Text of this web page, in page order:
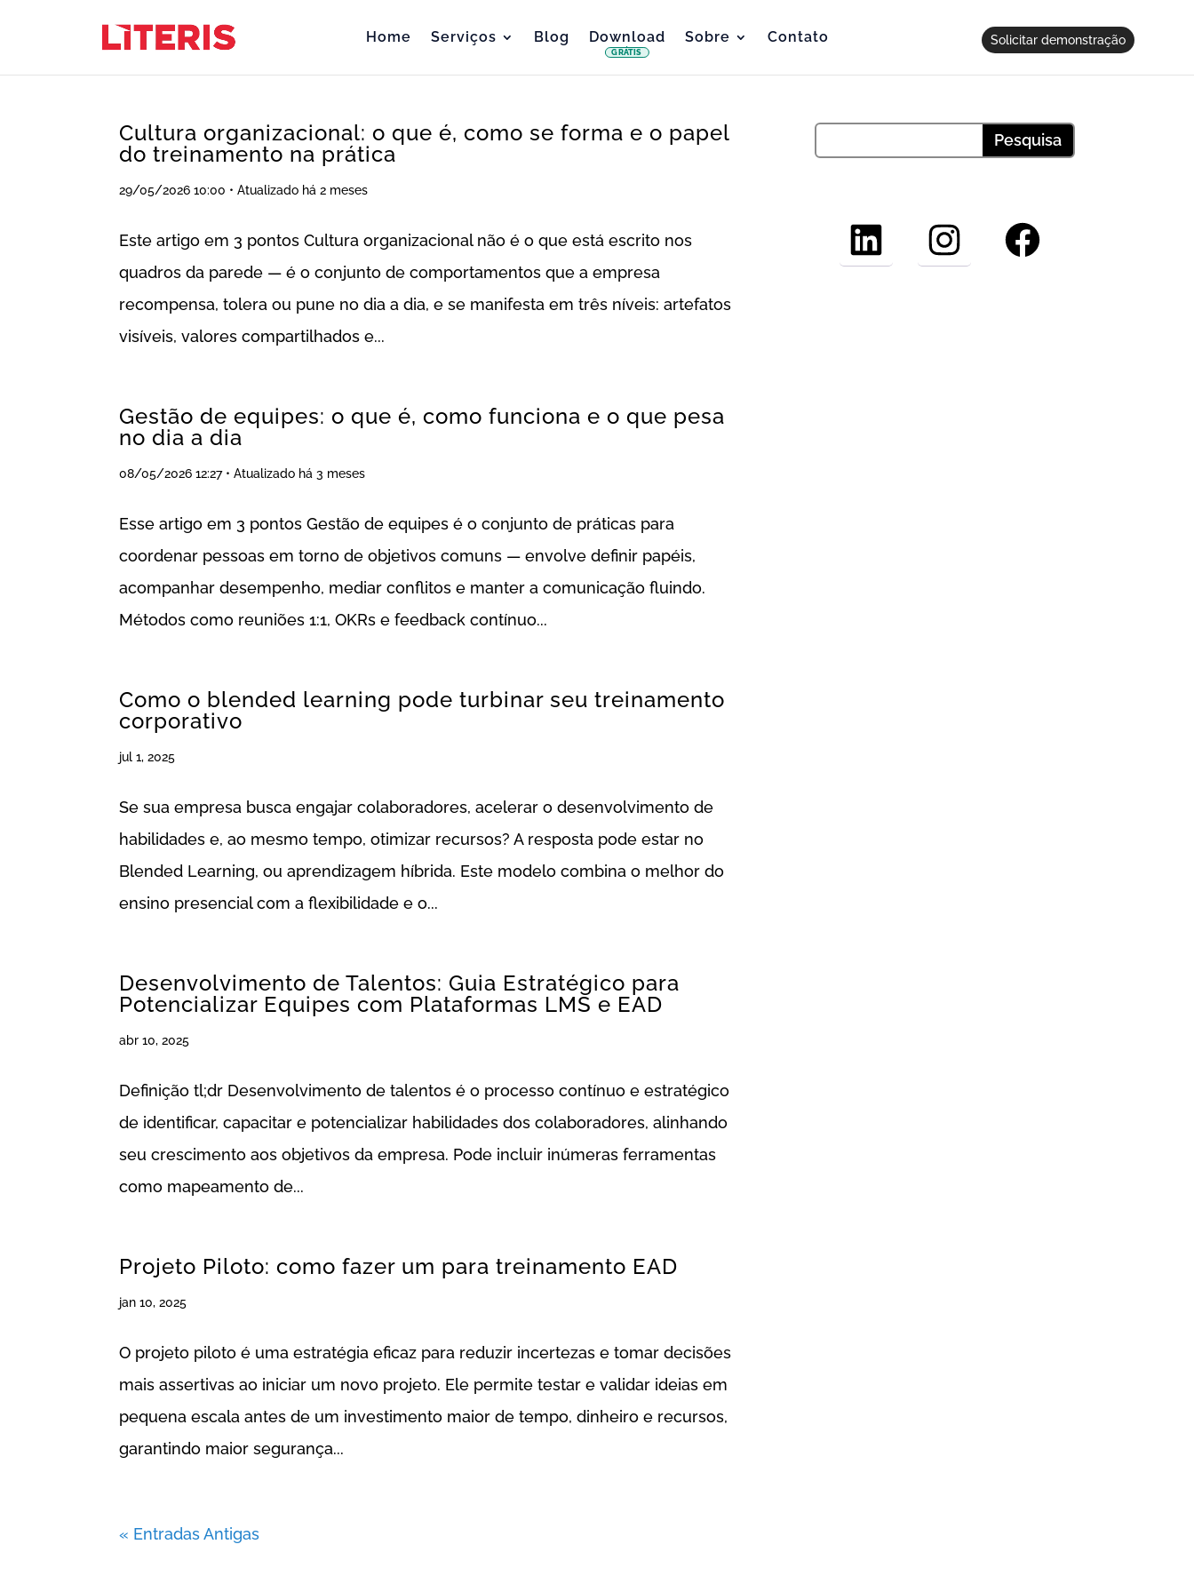
Solicitar demonstração
Home Serviços Blog Download
GRÁTIS
Sobre Contato
Cultura organizacional: o que é, como se forma e o papel
do treinamento na prática
29/05/2026 10:00 • Atualizado há 2 meses
Este artigo em 3 pontos Cultura organizacional não é o que está escrito nos
quadros da parede — é o conjunto de comportamentos que a empresa
recompensa, tolera ou pune no dia a dia, e se manifesta em três níveis: artefatos
visíveis, valores compartilhados e...
Gestão de equipes: o que é, como funciona e o que pesa
no dia a dia
08/05/2026 12:27 • Atualizado há 3 meses
Esse artigo em 3 pontos Gestão de equipes é o conjunto de práticas para
coordenar pessoas em torno de objetivos comuns — envolve definir papéis,
acompanhar desempenho, mediar conflitos e manter a comunicação fluindo.
Métodos como reuniões 1:1, OKRs e feedback contínuo...
Como o blended learning pode turbinar seu treinamento
corporativo
jul 1, 2025
Se sua empresa busca engajar colaboradores, acelerar o desenvolvimento de
habilidades e, ao mesmo tempo, otimizar recursos? A resposta pode estar no
Blended Learning, ou aprendizagem híbrida. Este modelo combina o melhor do
ensino presencial com a flexibilidade e o...
Desenvolvimento de Talentos: Guia Estratégico para
Potencializar Equipes com Plataformas LMS e EAD
abr 10, 2025
Definição tl;dr Desenvolvimento de talentos é o processo contínuo e estratégico
de identificar, capacitar e potencializar habilidades dos colaboradores, alinhando
seu crescimento aos objetivos da empresa. Pode incluir inúmeras ferramentas
como mapeamento de...
Projeto Piloto: como fazer um para treinamento EAD
jan 10, 2025
O projeto piloto é uma estratégia eficaz para reduzir incertezas e tomar decisões
mais assertivas ao iniciar um novo projeto. Ele permite testar e validar ideias em
pequena escala antes de um investimento maior de tempo, dinheiro e recursos,
garantindo maior segurança...
« Entradas Antigas
LinkedInInstagramFacebook